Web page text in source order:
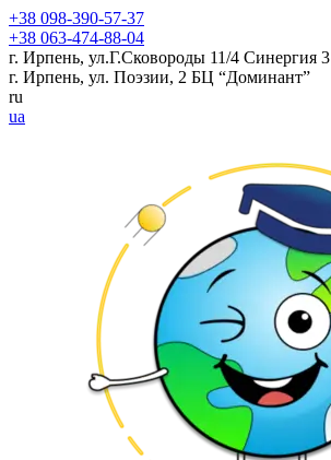
+38 098-390-57-37
+38 063-474-88-04
г. Ирпень, ул.Г.Сковороды 11/4 Синергия 3
г. Ирпень, ул. Поэзии, 2 БЦ “Доминант”
ru
ua